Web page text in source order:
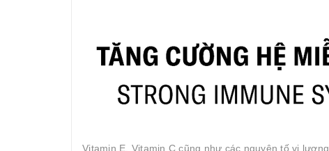
Vitamin E, Vitamin C cũng như các nguyên tố vi lượng.